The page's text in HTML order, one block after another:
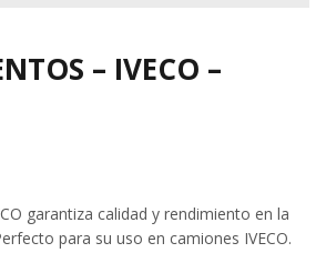
– IVECO –
garantiza calidad y rendimiento en la
para su uso en camiones IVECO.